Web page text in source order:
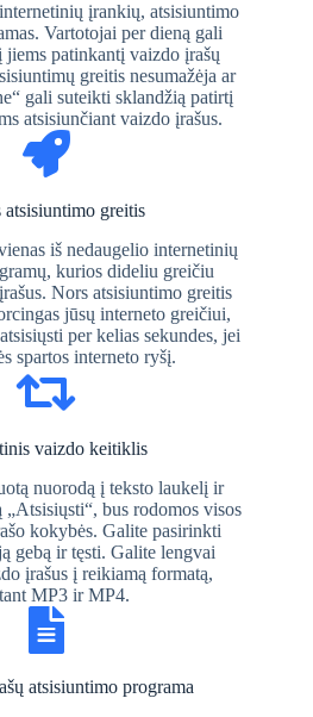
įrankių, atsisiuntimo
Vartotojai per dieną gali
jiems patinkantį vaizdo įrašų
greitis nesumažėja ar
gali suteikti sklandžią patirtį
atsisiunčiant vaizdo įrašus.
atsisiuntimo greitis
iš nedaugelio internetinių
kurios dideliu greičiu
Nors atsisiuntimo greitis
jūsų interneto greičiui,
per kelias sekundes, jei
spartos interneto ryšį.
vaizdo keitiklis
nuorodą į teksto laukelį ir
„Atsisiųsti“, bus rodomos visos
kokybės. Galite pasirinkti
gebą ir tęsti. Galite lengvai
įrašus į reikiamą formatą,
MP3 ir MP4.
atsisiuntimo programa